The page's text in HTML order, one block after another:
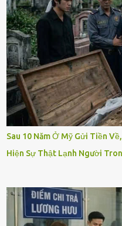
Sau 10 Năm Ở Mỹ Gửi Tiền
Hiện Sự Thật Lạnh Người